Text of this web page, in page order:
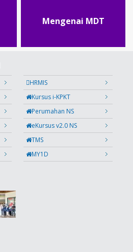
Mengenai MDT
HRMIS
Kursus i-KPKT
Perumahan NS
eKursus v2.0 NS
TMS
MY1D